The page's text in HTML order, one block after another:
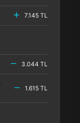
7.145 TL
3.044 TL
1.615 TL